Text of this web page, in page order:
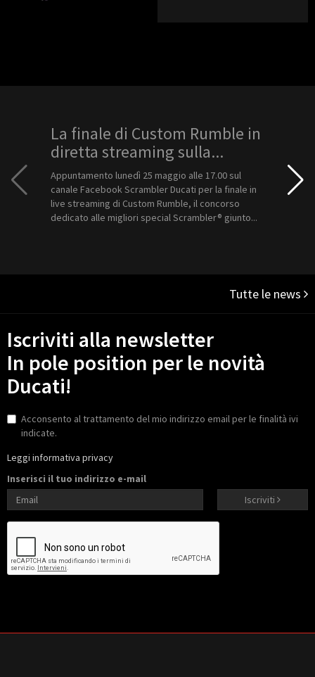
La finale di Custom Rumble in
diretta streaming sulla...
Appuntamento lunedì 25 maggio alle 17.00 sul
canale Facebook Scrambler Ducati per la finale in
live streaming di Custom Rumble, il concorso
dedicato alle migliori special Scrambler® giunto...
Ducati
Tutte le news
Iscriviti alla newsletter
In pole position per le novità
Ducati!
Acconsento al trattamento del mio indirizzo email per le finalità ivi
indicate.
Leggi informativa privacy
Inserisci il tuo indirizzo e-mail
Iscriviti